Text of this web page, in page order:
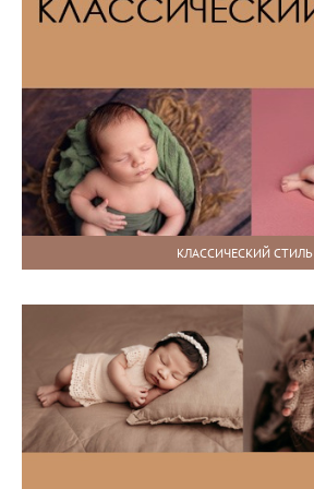
КЛАССИЧЕСКИЙ СТИЛЬ